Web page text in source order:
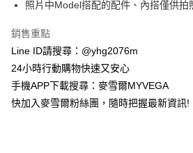
玉山商業銀行
星展
台灣樂天信用卡公司
貨到付款
運送方式
全家取貨付款
照片中Model搭配的配件、內搭僅供拍
銷售重點
Line ID請搜尋：@yhg2076m
24小時行動購物快速又安心
手機APP下載搜尋：麥雪爾MYVEGA
快加入麥雪爾粉絲團，隨時把握最新資訊!